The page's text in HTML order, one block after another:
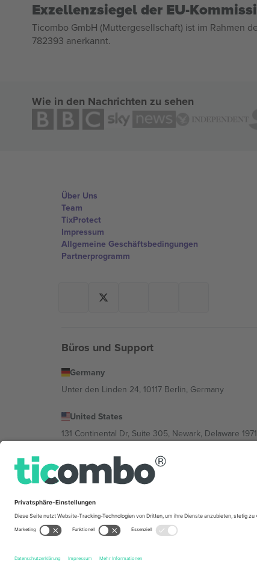
Exzellenzsiegel der EU-
Ticombo GmbH (Muttergesellschaft) ist im Rahmen
782393 anerkannt.
Wie in den Nachrichten zu sehen
Über Uns
Team
TixProtect
Impressum
Allgemeine Geschäftsbedingungen
Partnerprogramm
Büros und Support
Germany
Unter den Linden 24, 10117 Berlin, Germany
United States
131 Continental Dr, Suite 305, Newark, Delaware
Bulgaria
Regus Sofia City West, bul Totleben 53-55, 1606
Mexico
Av Chapultepec 360, Roma Norte, Cuauhtémoc,
im Impressum und in den Allgemeinen